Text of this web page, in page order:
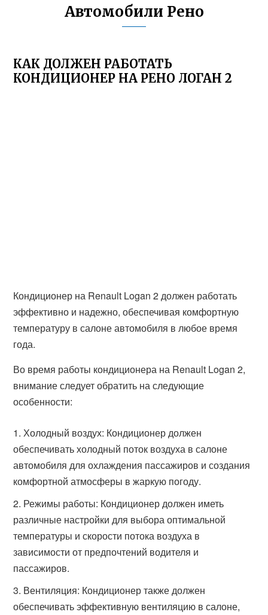
Автомобили Рено
КАК ДОЛЖЕН РАБОТАТЬ
КОНДИЦИОНЕР НА РЕНО ЛОГАН 2
Кондиционер на Renault Logan 2 должен работать
эффективно и надежно, обеспечивая комфортную
температуру в салоне автомобиля в любое время
года.
Во время работы кондиционера на Renault Logan 2,
внимание следует обратить на следующие
особенности:
Холодный воздух: Кондиционер должен
обеспечивать холодный поток воздуха в салоне
автомобиля для охлаждения пассажиров и создания
комфортной атмосферы в жаркую погоду.
Режимы работы: Кондиционер должен иметь
различные настройки для выбора оптимальной
температуры и скорости потока воздуха в
зависимости от предпочтений водителя и
пассажиров.
Вентиляция: Кондиционер также должен
обеспечивать эффективную вентиляцию в салоне,